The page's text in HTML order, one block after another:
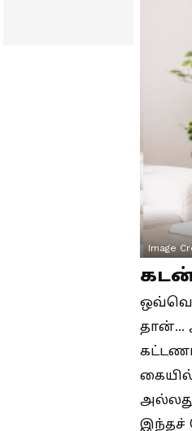
Image
கடன்
தான்...
கட்டணம்
இந்தச்